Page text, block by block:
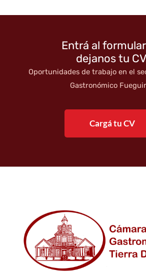
Entrá al
dejanos tu
Oportunidades de trabajo en el
Gastronómico
Cargá tu CV